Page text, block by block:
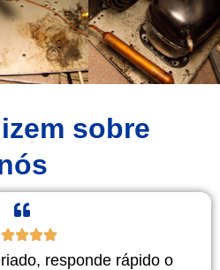
sobre
responde rápido o